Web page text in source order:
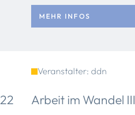
MEHR INFOS
Veranstalter: ddn
22 Arbeit im Wandel III